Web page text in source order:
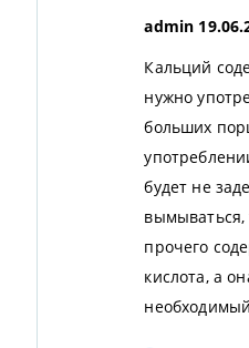
admin
Кальций
нужно
больших
будет не
вымываться,
прочего
кислота, а